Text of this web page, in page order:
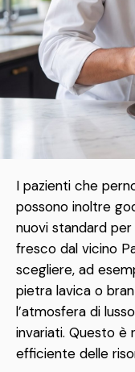
I pazienti che
possono inoltre
nuovi standard
fresco dal vicino
scegliere, ad
pietra lavica o
l’atmosfera di
invariati. Questo è
efficiente delle